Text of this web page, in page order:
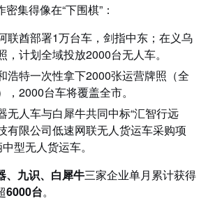
集得像在“下围棋”：
联酋部署1万台车，剑指中东；在义乌
，计划全域投放2000台无人车。
浩特一次性拿下2000张运营牌照（全
，2000台车将覆盖全市。
无人车与白犀牛共同中标“汇智行远
有限公司低速网联无人货运车采购项
型无人货运车。
、九识、白犀牛三家企业单月累计获得
6000台。